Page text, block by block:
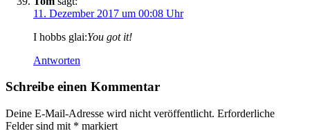
11. Dezember 2017 um 00:08 Uhr
I hobbs glai:You got it!
Antworten
Schreibe einen Kommentar
Deine E-Mail-Adresse wird nicht veröffentlicht. Erforderliche
Felder sind mit * markiert